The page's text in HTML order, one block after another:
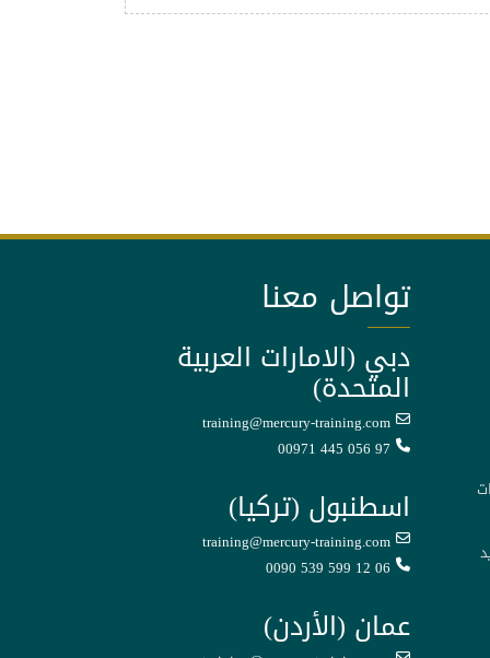
تواصل معنا
دبي (الامارات العربية
المتحدة)
training@mercury-training.com
00971 445 056 97
اسطنبول (تركيا)
training@mercury-training.com
0090 539 599 12 06
عمان (الأردن)